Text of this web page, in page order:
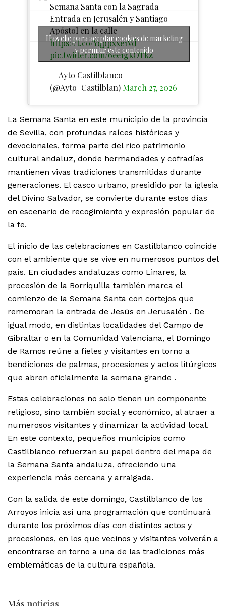
Semana Santa con la Sagrada
Entrada en Jerusalén y Santiago
Apóstol en la calle
https://t.co/Yqppxxe1Vd
pic.twitter.com/6ee1gkOTkz
— Ayto Castilblanco
(@Ayto_Castilblan) March 27, 2026
Haz clic para aceptar cookies de marketing
y permitir este contenido
La Semana Santa en este municipio de la provincia
de Sevilla, con profundas raíces históricas y
devocionales, forma parte del rico patrimonio
cultural andaluz, donde hermandades y cofradías
mantienen vivas tradiciones transmitidas durante
generaciones. El casco urbano, presidido por la iglesia
del Divino Salvador, se convierte durante estos días
en escenario de recogimiento y expresión popular de
la fe.
El inicio de las celebraciones en Castilblanco coincide
con el ambiente que se vive en numerosos puntos del
país. En ciudades andaluzas como Linares, la
procesión de la Borriquilla también marca el
comienzo de la Semana Santa con cortejos que
rememoran la entrada de Jesús en Jerusalén . De
igual modo, en distintas localidades del Campo de
Gibraltar o en la Comunidad Valenciana, el Domingo
de Ramos reúne a fieles y visitantes en torno a
bendiciones de palmas, procesiones y actos litúrgicos
que abren oficialmente la semana grande .
Estas celebraciones no solo tienen un componente
religioso, sino también social y económico, al atraer a
numerosos visitantes y dinamizar la actividad local.
En este contexto, pequeños municipios como
Castilblanco refuerzan su papel dentro del mapa de
la Semana Santa andaluza, ofreciendo una
experiencia más cercana y arraigada.
Con la salida de este domingo, Castilblanco de los
Arroyos inicia así una programación que continuará
durante los próximos días con distintos actos y
procesiones, en los que vecinos y visitantes volverán a
encontrarse en torno a una de las tradiciones más
emblemáticas de la cultura española.